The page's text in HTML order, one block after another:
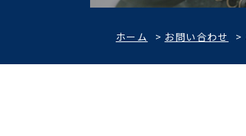
ホーム > お問い合わせ >